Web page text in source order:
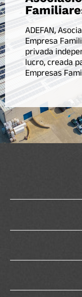
ADEFAN,
Empresa
privada
lucro, creada
Empresas